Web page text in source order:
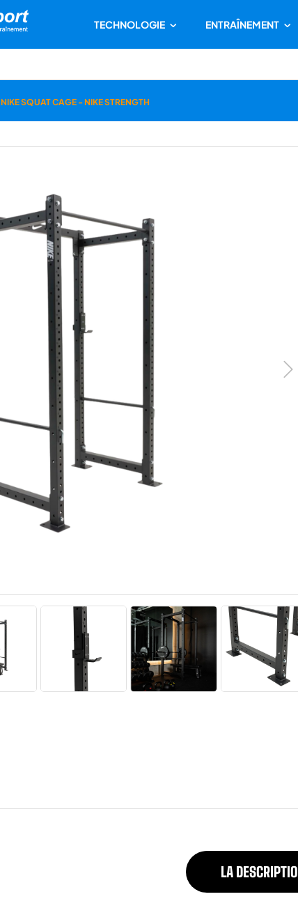
TECHNOLOGIE ENTRAÎNEMENT
NIKE SQUAT CAGE - NIKE STRENGTH
LA